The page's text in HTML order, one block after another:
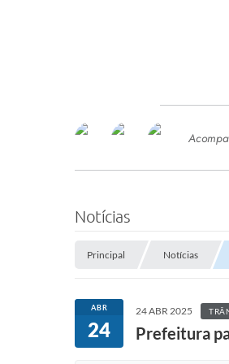
SERVIÇOS
SEMED
Processo de Contratação -
Concursos e Processos
Notícias
Principal Notícias
ABR
24
24 ABR 2025
Prefeitura